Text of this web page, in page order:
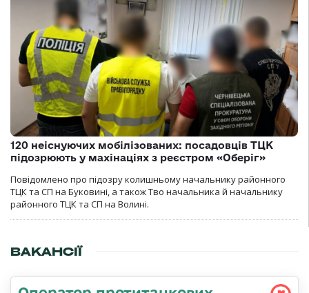
120 неіснуючих мобілізованих: посадовців ТЦК
підозрюють у махінаціях з реєстром «Оберіг»
Повідомлено про підозру колишньому начальнику районного
ТЦК та СП на Буковині, а також Тво начальника й начальнику
районного ТЦК та СП на Волині.
ВАКАНСІЇ